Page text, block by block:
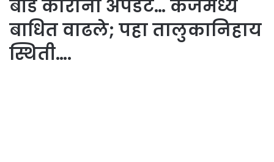
बीड कोरोना अपडेट… केजमध्ये
बाधित वाढले; पहा तालुकानिहाय
स्थिती….